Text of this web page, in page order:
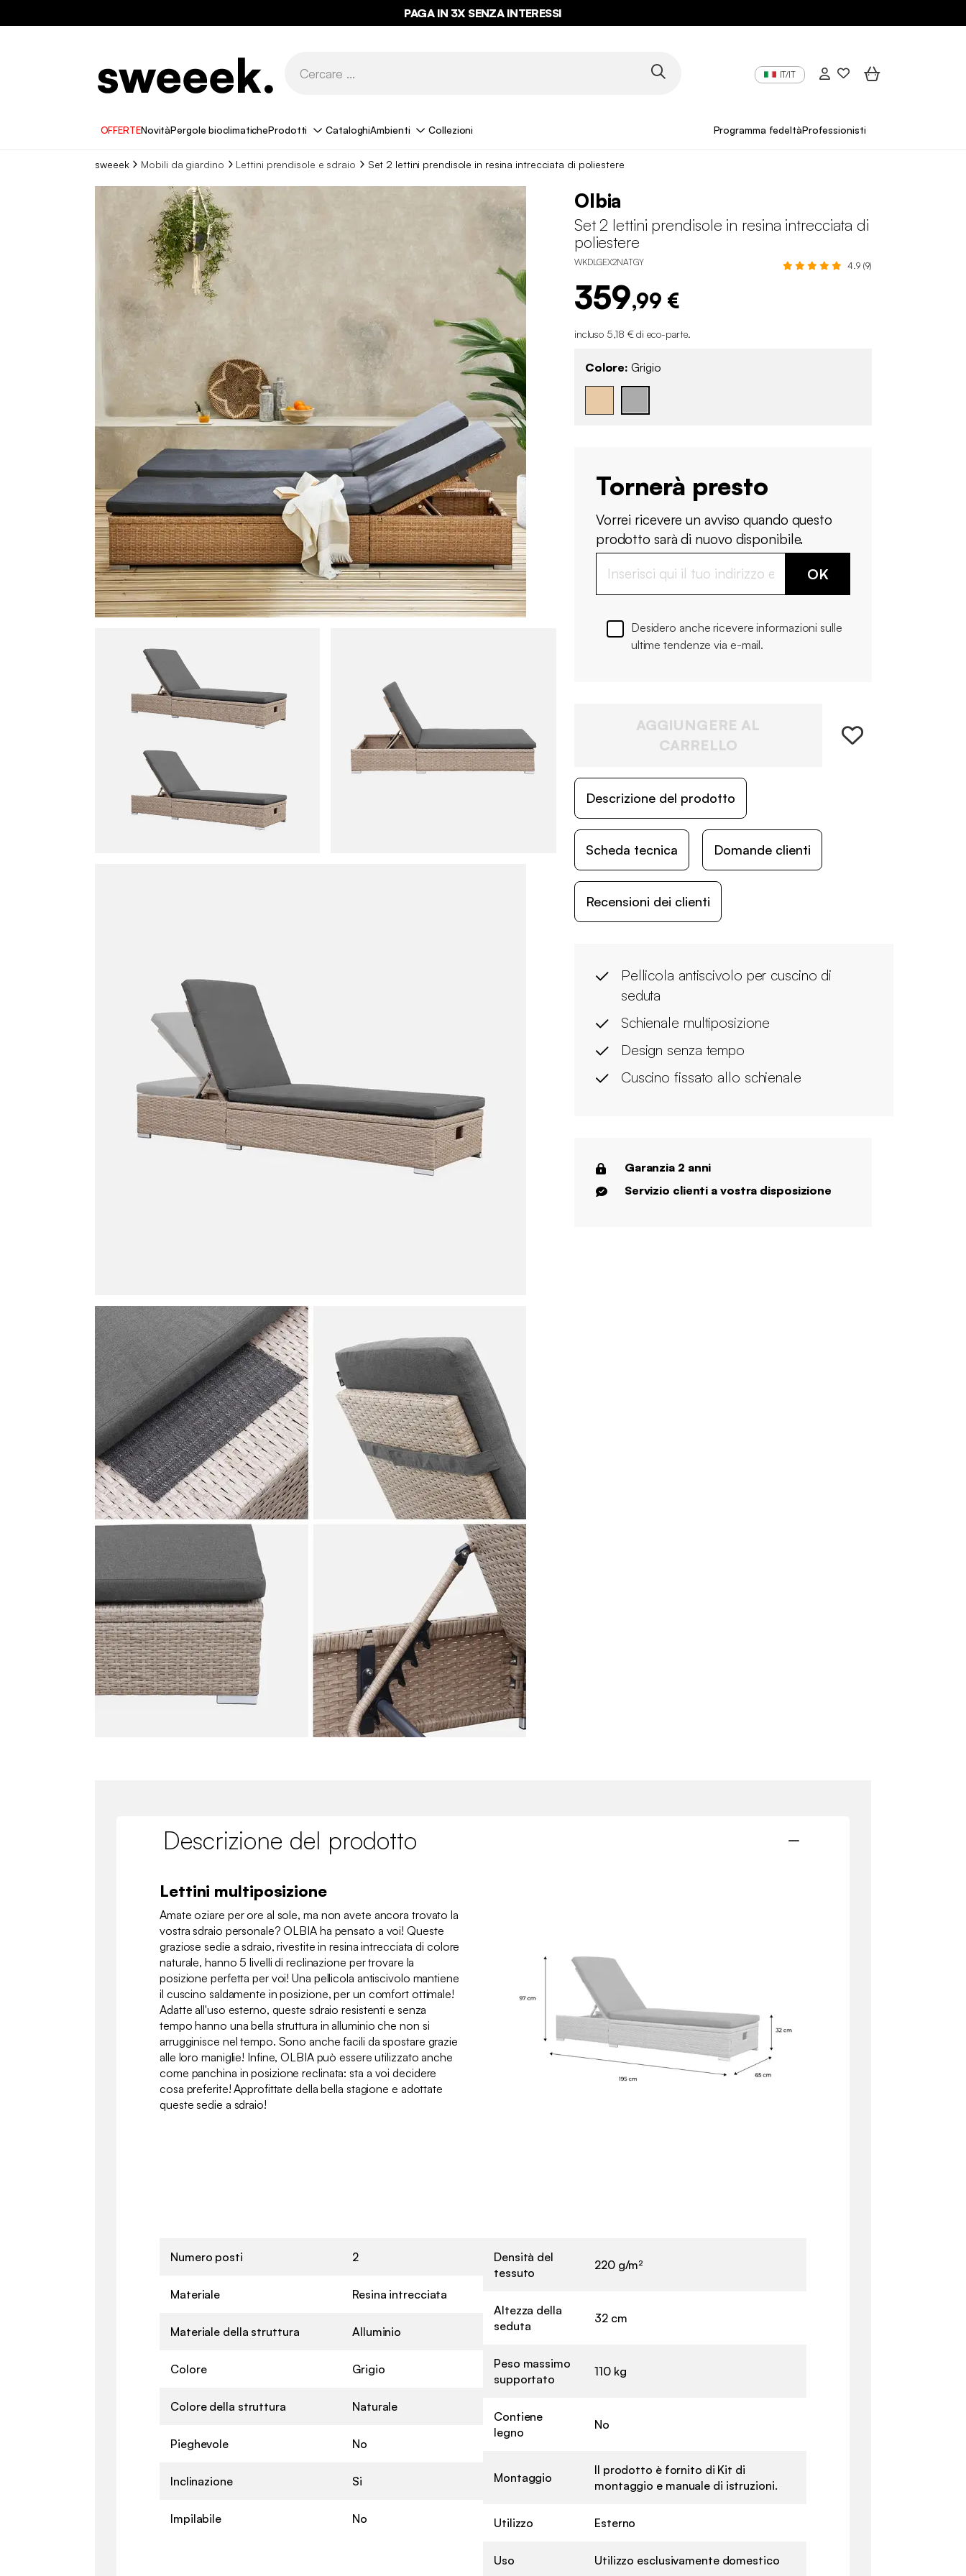
PAGA IN 3X SENZA INTERESSI
IT/IT
OFFERTENovitàPergole bioclimaticheProdotti CataloghiAmbienti Collezioni Programma fedeltàProfessionisti
sweeek Mobili da giardino Lettini prendisole e sdraio Set 2 lettini prendisole in resina intrecciata di poliestere
Olbia
Set 2 lettini prendisole in resina intrecciata di
poliestere
WKDLGEX2NATGY 4.9 (9)
359,99 €
incluso 5,18 € di eco-parte.
Colore: Grigio
Tornerà presto
Vorrei ricevere un avviso quando questo
prodotto sarà di nuovo disponibile.
OK
Desidero anche ricevere informazioni sulle
ultime tendenze via e-mail.
AGGIUNGERE AL
CARRELLO
Descrizione del prodotto
Scheda tecnica Domande clienti
Recensioni dei clienti
Pellicola antiscivolo per cuscino di
seduta
Schienale multiposizione
Design senza tempo
Cuscino fissato allo schienale
Garanzia 2 anni
Servizio clienti a vostra disposizione
Descrizione del prodotto
Lettini multiposizione
Amate oziare per ore al sole, ma non avete ancora trovato la
vostra sdraio personale? OLBIA ha pensato a voi! Queste
graziose sedie a sdraio, rivestite in resina intrecciata di colore
naturale, hanno 5 livelli di reclinazione per trovare la
posizione perfetta per voi! Una pellicola antiscivolo mantiene
il cuscino saldamente in posizione, per un comfort ottimale!
Adatte all'uso esterno, queste sdraio resistenti e senza
tempo hanno una bella struttura in alluminio che non si
arrugginisce nel tempo. Sono anche facili da spostare grazie
alle loro maniglie! Infine, OLBIA può essere utilizzato anche
come panchina in posizione reclinata: sta a voi decidere
cosa preferite! Approfittate della bella stagione e adottate
queste sedie a sdraio!
Numero posti 2
Materiale Resina intrecciata
Materiale della struttura Alluminio
Colore Grigio
Colore della struttura Naturale
Pieghevole No
Inclinazione Si
Impilabile No
Densità del
tessuto
220 g/m²
Altezza della
seduta
32 cm
Peso massimo
supportato
110 kg
Contiene
legno
No
Montaggio
Il prodotto è fornito di Kit di
montaggio e manuale di istruzioni.
Utilizzo Esterno
Uso Utilizzo esclusivamente domestico